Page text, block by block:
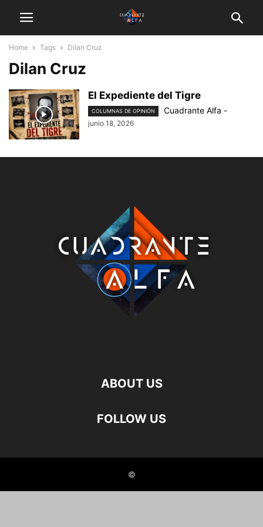
Home Tags Dilan Cruz
Dilan Cruz
El Expediente del Tigre
COLUMNAS DE OPINIÓN Cuadrante Alfa -
junio 18, 2026
ABOUT US
FOLLOW US
©